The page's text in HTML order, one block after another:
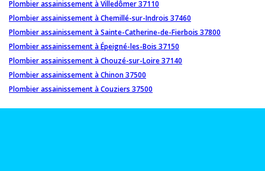
Plombier assainissement à Villedômer 37110
Plombier assainissement à Chemillé-sur-Indrois 37460
Plombier assainissement à Sainte-Catherine-de-Fierbois 37800
Plombier assainissement à Épeigné-les-Bois 37150
Plombier assainissement à Chouzé-sur-Loire 37140
Plombier assainissement à Chinon 37500
Plombier assainissement à Couziers 37500